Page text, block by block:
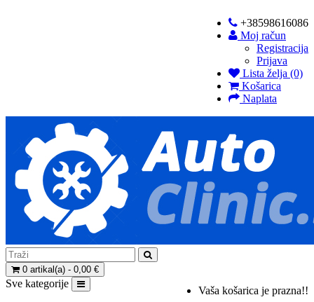
+38598616086
Moj račun
Registracija
Prijava
Lista želja (0)
Košarica
Naplata
0 artikal(a) - 0,00 €
Vaša košarica je prazna!!
Sve kategorije